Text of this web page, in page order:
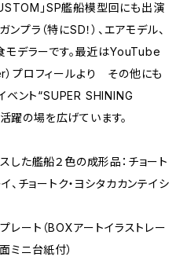
」SP艦船模型回にも出演
プラ（特にSD！）、エアモデル、
デラーです。最近はYouTube
）プロフィールより その他にも
ベント“SUPER SHINING
躍の場を広げています。
した艦船２色の成形品：チョート
、チョートク・ヨシタカカンテイシ
ート（BOXアートイラストレー
ミニ台紙付）